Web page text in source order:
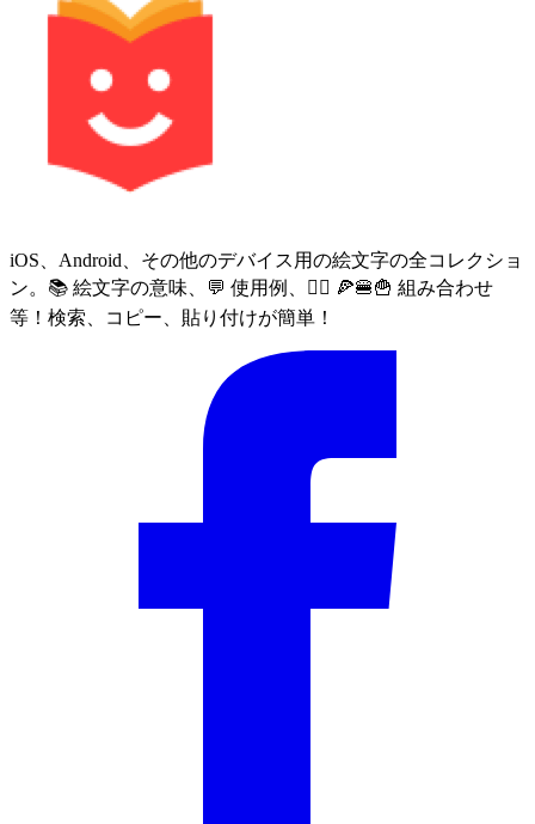
iOS、Android、その他のデバイス用の絵文字の全コレクショ
ン。📚 絵文字の意味、💬 使用例、🙅‍♀️ 🍕🍔🍟 組み合わせ
等！検索、コピー、貼り付けが簡単！